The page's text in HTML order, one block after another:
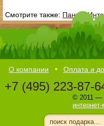
Смотрите также: Панно ,
О компании Оплата и
+7 (495) 223-87-
© 2011 —